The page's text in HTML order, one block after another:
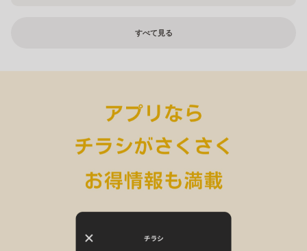
すべて見る